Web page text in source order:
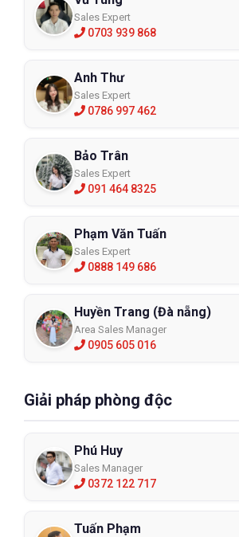
Sales Expert
0703 939 868
Anh Thư
Sales Expert
0786 997 462
Bảo Trân
Sales Expert
091 464 8325
Phạm Văn Tuấn
Sales Expert
0888 149 686
Huyền Trang (Đà nẵng)
Area Sales Manager
0905 605 016
Giải pháp phòng độc
Phú Huy
Sales Manager
0372 122 717
Tuấn Phạm